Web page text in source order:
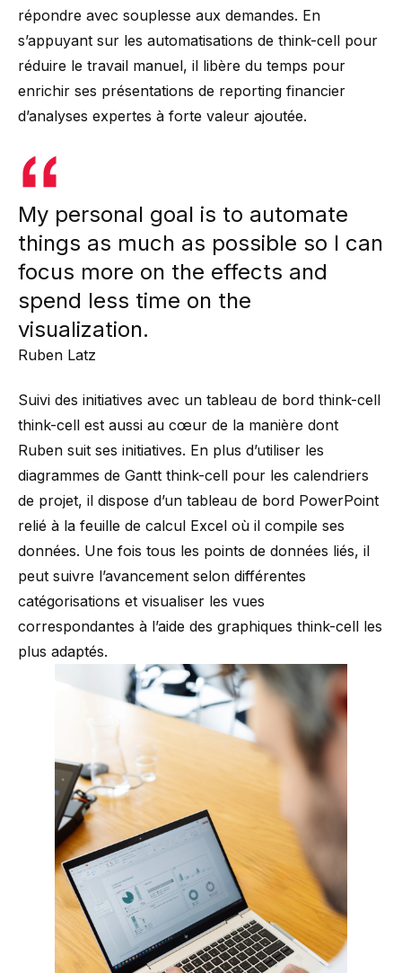
répondre avec souplesse aux demandes. En
s’appuyant sur les automatisations de think-cell pour
réduire le travail manuel, il libère du temps pour
enrichir ses présentations de reporting financier
d’analyses expertes à forte valeur ajoutée.
My personal goal is to automate
things as much as possible so I can
focus more on the effects and
spend less time on the
visualization.
Ruben Latz
Suivi des initiatives avec un tableau de bord think-cell
think-cell est aussi au cœur de la manière dont
Ruben suit ses initiatives. En plus d’utiliser les
diagrammes de Gantt think-cell pour les calendriers
de projet, il dispose d’un tableau de bord PowerPoint
relié à la feuille de calcul Excel où il compile ses
données. Une fois tous les points de données liés, il
peut suivre l’avancement selon différentes
catégorisations et visualiser les vues
correspondantes à l’aide des graphiques think-cell les
plus adaptés.